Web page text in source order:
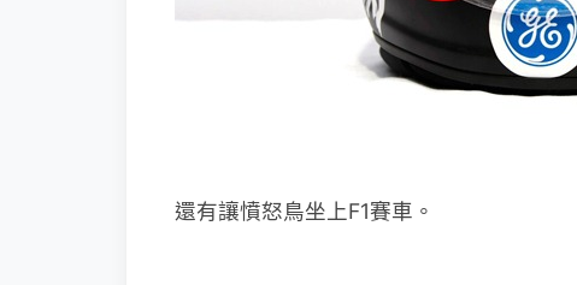
還有讓憤怒鳥坐上F1賽車。